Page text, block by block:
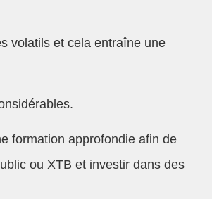
volatils et cela entraîne une
formation approfondie afin de
ou XTB et investir dans des